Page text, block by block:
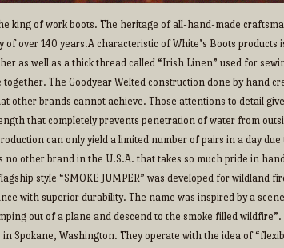
king of work boots. The heritage of all-hand-made
of over 140 years.A characteristic of White’s Boots products
as well as a thick thread called “Irish Linen” used for
The Goodyear Welted construction done by hand
other brands cannot achieve. Those attentions to detail
that completely prevents penetration of water from
can only yield a limited number of pairs in a day due
no other brand in the U.S.A. that takes so much pride in
style “SMOKE JUMPER” was developed for wildland
with superior durability. The name was inspired by a
out of a plane and descend to the smoke filled wildfire”.
Spokane, Washington. They operate with the idea of